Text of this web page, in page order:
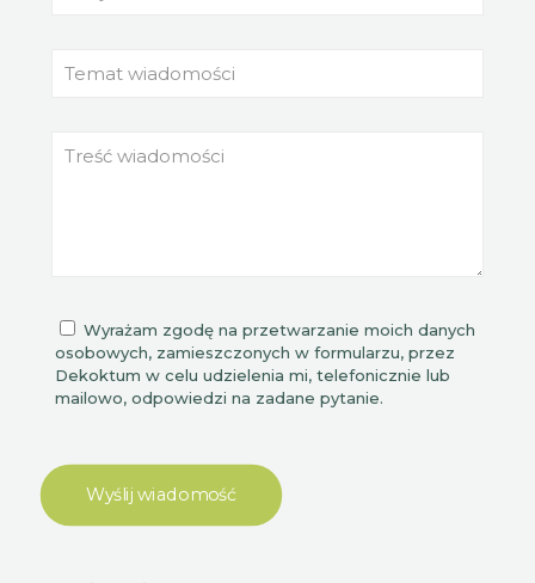
Wyrażam zgodę na przetwarzanie moich danych
osobowych, zamieszczonych w formularzu, przez
Dekoktum w celu udzielenia mi, telefonicznie lub
mailowo, odpowiedzi na zadane pytanie.